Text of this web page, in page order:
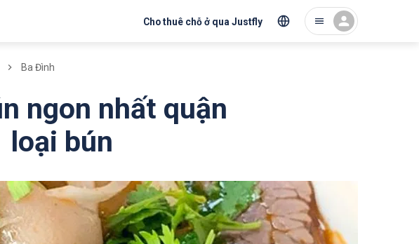
Cho thuê chỗ ở qua Justfly
Ba Đình
ngon nhất quận
loại bún